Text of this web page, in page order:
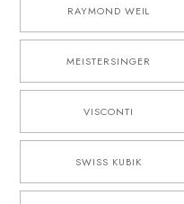
RAYMOND WEIL
MEISTERSINGER
VISCONTI
SWISS KUBIK